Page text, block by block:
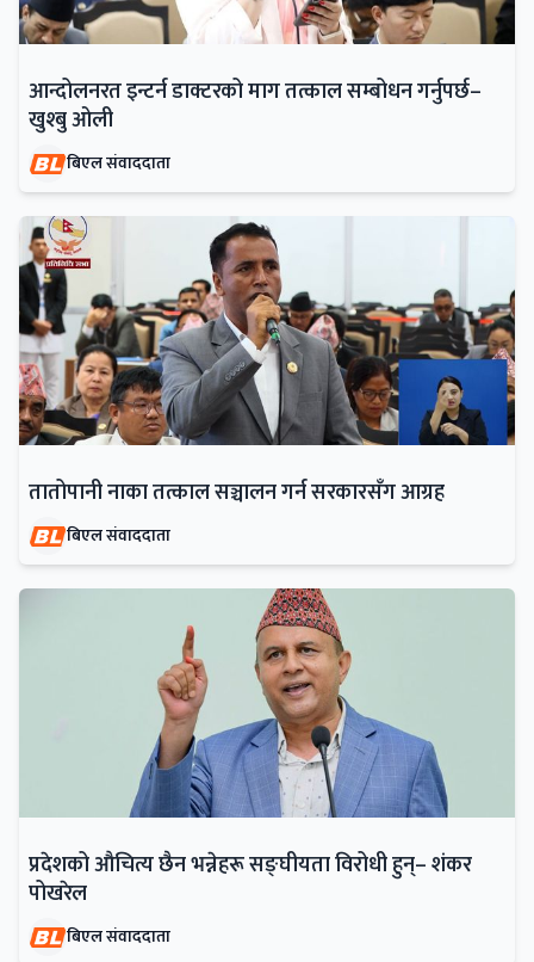
आन्दोलनरत इन्टर्न डाक्टरको माग तत्काल सम्बोधन गर्नुपर्छ–
खुश्बु ओली
बिएल संवाददाता
तातोपानी नाका तत्काल सञ्चालन गर्न सरकारसँग आग्रह
बिएल संवाददाता
प्रदेशको औचित्य छैन भन्नेहरू सङ्घीयता विरोधी हुन्– शंकर
पोखरेल
बिएल संवाददाता